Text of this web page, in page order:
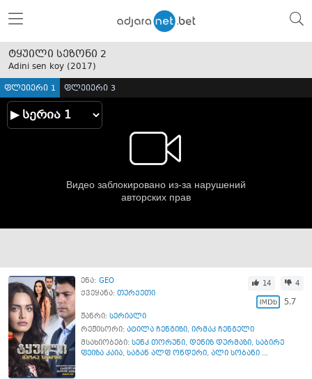
ტყუილი სეზონი 2
Adini sen koy (2017)
ფლეიერი 1 ფლეიერი 3
ენა: GEO
ქვეყანა: თურქეთი
14 4
5.7
ჟანრი: სერიალი
რეჟისორი: ატილა ჩენგიზი, ირმაკ ჩენგელი
მსახიობები: სენკ თორუნი, დენიზ დურმაზი, საბირე
ფეიზა კაია, საგან ალფ ონდერი, ალი სობანი ...